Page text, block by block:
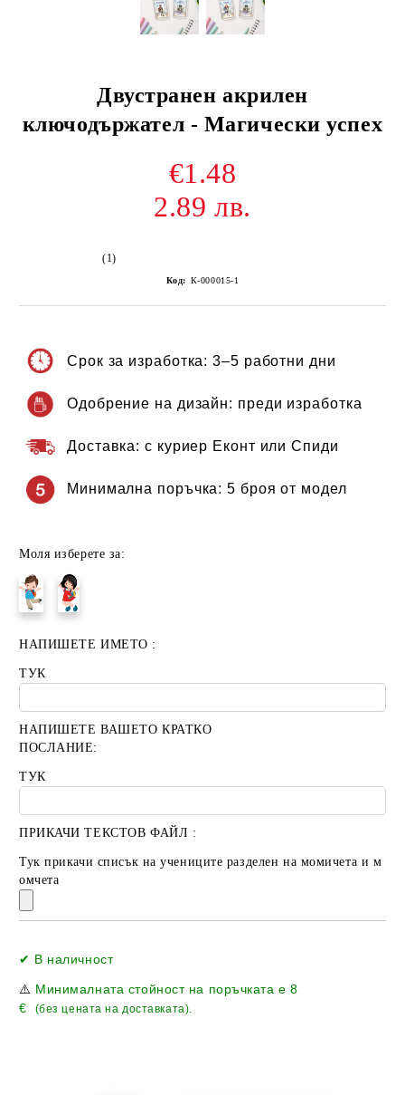
Двустранен акрилен
ключодържател - Магически успех
€1.48
2.89 лв.
(1)
Код: К-000015-1
Срок за изработка: 3–5 работни дни
Одобрение на дизайн: преди изработка
Доставка: с куриер Еконт или Спиди
Минимална поръчка: 5 броя от модел
Моля изберете за:
НАПИШЕТЕ ИМЕТО :
ТУК
НАПИШЕТЕ ВАШЕТО КРАТКО
ПОСЛАНИЕ:
ТУК
ПРИКАЧИ ТЕКСТОВ ФАЙЛ :
Тук прикачи списък на учениците разделен на момичета и м
омчета
✔ В наличност
⚠️ Минималната стойност на поръчката е8
€
(без цената на доставката).